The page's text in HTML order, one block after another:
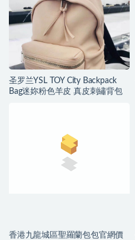
圣罗兰YSL TOY City Backpack
Bag迷妳粉色羊皮 真皮刺繡背包
香港九龍城區聖羅蘭包包官網價